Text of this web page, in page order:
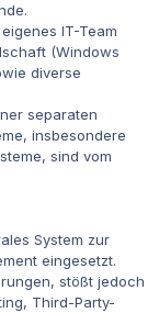
IT-Team
(Windows
diverse
separaten
insbesondere
sind vom
System zur
eingesetzt.
stößt jedoch
Third-Party-